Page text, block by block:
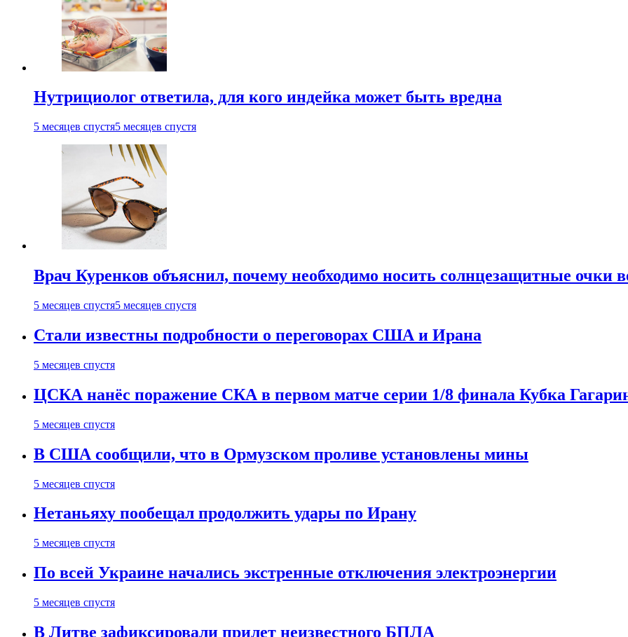
Нутрициолог ответила, для кого индейка может быть вредна
5 месяцев спустя5 месяцев спустя
Врач Куренков объяснил, почему необходимо носить солнцезащитные очки
5 месяцев спустя5 месяцев спустя
Стали известны подробности о переговорах США и Ирана
5 месяцев спустя
ЦСКА нанёс поражение СКА в первом матче серии 1/8 финала Кубка
5 месяцев спустя
В США сообщили, что в Ормузском проливе установлены мины
5 месяцев спустя
Нетаньяху пообещал продолжить удары по Ирану
5 месяцев спустя
По всей Украине начались экстренные отключения электроэнергии
5 месяцев спустя
В Литве зафиксировали прилет неизвестного БПЛА